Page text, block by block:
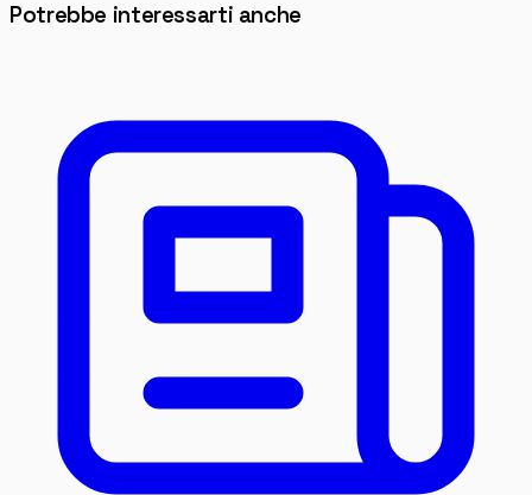
Potrebbe interessarti anche